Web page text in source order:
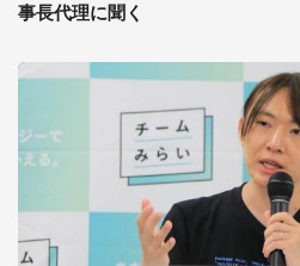
事長代理に聞く